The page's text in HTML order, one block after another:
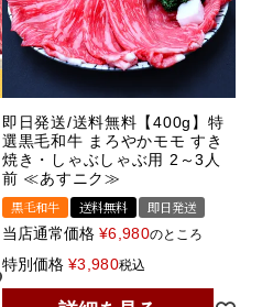
即日発送/送料無料【400g】特
選黒毛和牛 まろやかモモ すき
焼き・しゃぶしゃぶ用 2～3人
前 ≪あすニク≫
黒毛和牛
送料無料
即日発送
当店通常価格 ¥6,980のところ
特別価格 ¥3,980税込